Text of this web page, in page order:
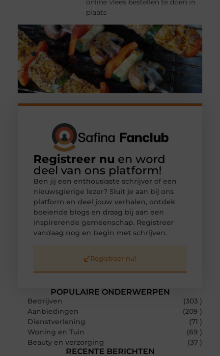
online vlees bestellen te doen in
plaats
POPULAIRE ONDERWERPEN
Bedrijven
(303 )
Aanbiedingen
(209 )
Dienstverlening
(71 )
Woning en Tuin
(69 )
Beauty en verzorging
(37 )
RECENTE BERICHTEN
Registreer nu en word
deel van ons platform!
Ben jij een enthousiaste schrijver of een
nieuwsgierige lezer? Sluit je aan bij ons
platform en deel jouw verhalen, ontdek
boeiende blogs en draag bij aan een
inspirerende gemeenschap. Registreer
vandaag nog en begin met schrijven.
Registreer nu!